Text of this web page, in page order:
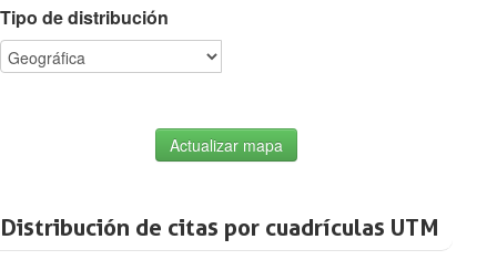
Tipo de distribución
Actualizar mapa
Distribución de citas por cuadrículas UTM